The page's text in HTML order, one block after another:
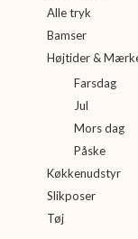
Alle tryk
Bamser
Højtider &
Farsdag
Jul
Mors dag
Påske
Køkkenudstyr
Slikposer
Tøj